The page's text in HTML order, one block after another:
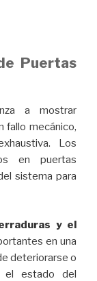
Puertas
a mostrar
fallo mecánico,
Los
en puertas
sistema para
y el
en una
deteriorarse o
el estado del